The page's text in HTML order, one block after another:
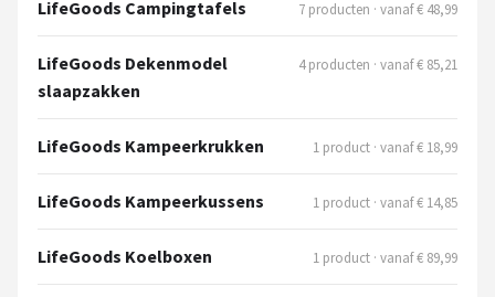
Alle merken →
LifeGoods Campingtafels 7 producten · vanaf € 48,99
LifeGoods Dekenmodel
slaapzakken
4 producten · vanaf € 85,21
LifeGoods Kampeerkrukken 1 product · vanaf € 18,99
LifeGoods Kampeerkussens 1 product · vanaf € 14,85
LifeGoods Koelboxen 1 product · vanaf € 89,99